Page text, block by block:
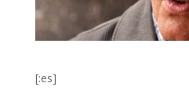
[:es]